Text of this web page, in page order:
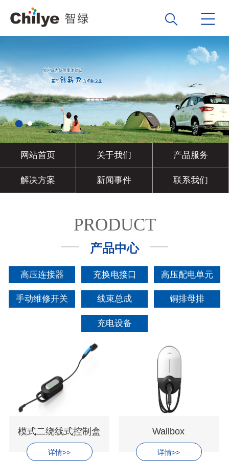
网站首页 关于我们 产品服务
解决方案 新闻事件 联系我们
PRODUCT
产品中心
高压连接器 充换电接口 高压配电单元
手动维修开关 线束总成 铜排母排
充电设备
模式二绕线式控制盒
详情>>
Wallbox
详情>>